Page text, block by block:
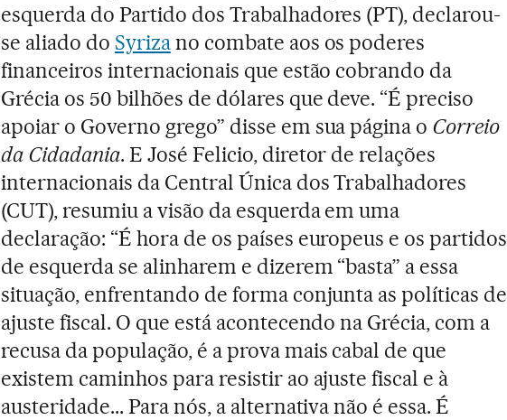
esquerda do Partido dos Trabalhadores (PT), declarou-
se aliado do Syrizano combate aos os poderes
financeiros internacionais que estão cobrando da
Grécia os 50 bilhões de dólares que deve. “É preciso
apoiar o Governo grego” disse em sua página o Correio
da Cidadania. E José Felicio, diretor de relações
internacionais da Central Única dos Trabalhadores
(CUT), resumiu a visão da esquerda em uma
declaração: “É hora de os países europeus e os partidos
de esquerda se alinharem e dizerem “basta” a essa
situação, enfrentando de forma conjunta as políticas de
ajuste fiscal. O que está acontecendo na Grécia, com a
recusa da população, é a prova mais cabal de que
existem caminhos para resistir ao ajuste fiscal e à
austeridade... Para nós, a alternativa não é essa. É